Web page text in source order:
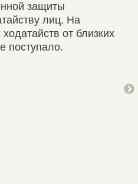
защиты
лиц. На
от близких
поступало.